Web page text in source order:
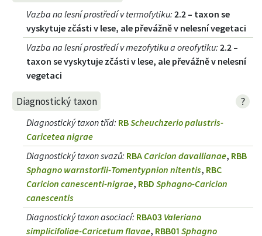
Vazba na lesní prostředí v termofytiku: 2.2 – taxon se
vyskytuje zčásti v lese, ale převážně v nelesní vegetaci
Vazba na lesní prostředí v mezofytiku a oreofytiku: 2.2 –
taxon se vyskytuje zčásti v lese, ale převážně v nelesní
vegetaci
Diagnostický taxon ?
Diagnostický taxon tříd: RBScheuchzerio palustris-
Caricetea nigrae
Diagnostický taxon svazů: RBA Caricion davallianae, RBB
Sphagno warnstorfii-Tomentypnion nitentis, RBC
Caricion canescenti-nigrae, RBDSphagno-Caricion
canescentis
Diagnostický taxon asociací: RBA03 Valeriano
simplicifoliae-Caricetum flavae, RBB01Sphagno